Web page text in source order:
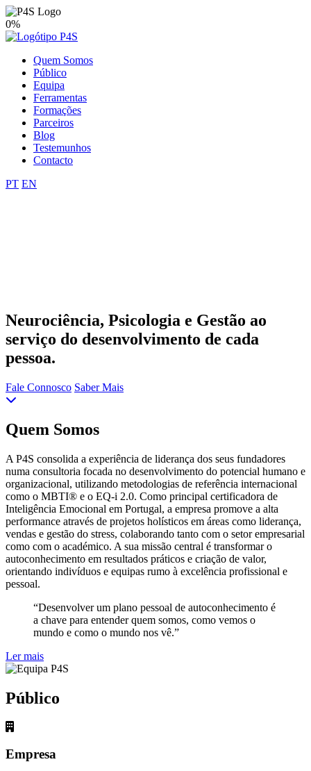
0%
Quem Somos
Público
Equipa
Ferramentas
Formações
Parceiros
Blog
Testemunhos
Contacto
PT EN
Neurociência, Psicologia e Gestão ao
serviço do desenvolvimento de cada
pessoa.
Fale Connosco Saber Mais
Quem Somos
A P4S consolida a experiência de liderança dos seus fundadores
numa consultoria focada no desenvolvimento do potencial humano e
organizacional, utilizando metodologias de referência internacional
como o MBTI® e o EQ-i 2.0. Como principal certificadora de
Inteligência Emocional em Portugal, a empresa promove a alta
performance através de projetos holísticos em áreas como liderança,
vendas e gestão do stress, colaborando tanto com o setor empresarial
como com o académico. A sua missão central é transformar o
autoconhecimento em resultados práticos e criação de valor,
orientando indivíduos e equipas rumo à excelência profissional e
pessoal.
“Desenvolver um plano pessoal de autoconhecimento é
a chave para entender quem somos, como vemos o
mundo e como o mundo nos vê.”
Ler mais
Público
Empresa